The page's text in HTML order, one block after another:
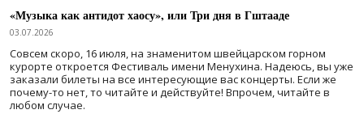
«Музыка как антидот хаосу», или Три дня в Гштааде
03.07.2026
Совсем скоро, 16 июля, на знаменитом швейцарском горном
курорте откроется Фестиваль имени Менухина. Надеюсь, вы уже
заказали билеты на все интересующие вас концерты. Если же
почему-то нет, то читайте и действуйте! Впрочем, читайте в
любом случае.